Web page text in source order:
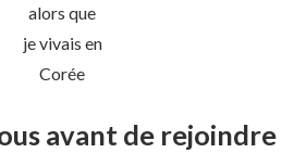
alors que
je vivais en
Corée
avant de rejoindre